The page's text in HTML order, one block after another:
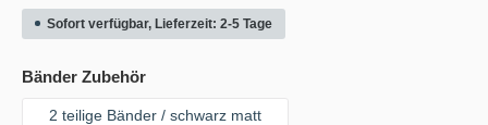
Sofort verfügbar, Lieferzeit: 2-5 Tage
Bänder Zubehörauswählen
2 teilige Bänder / schwarz matt